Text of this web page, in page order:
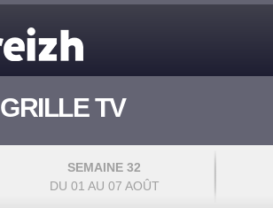
GRILLE TV
SEMAINE 32
DU 01 AU 07 AOÛT